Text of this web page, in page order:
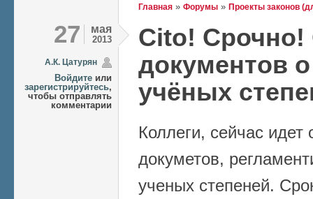
Вы здесь
Главная » Форумы » Проекты законов
27 мая
2013
А.К. Цатурян
Войдите или
зарегистрируйтесь,
чтобы отправлять
комментарии
Cito!
документов
учёных
Коллеги, сейчас
докуметов,
ученых степеней.